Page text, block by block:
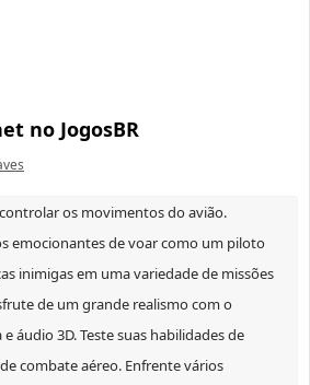
no JogosBR
os movimentos do avião.
emocionantes de voar como um piloto
inimigas em uma variedade de missões
de um grande realismo com o
áudio 3D. Teste suas habilidades de
combate aéreo. Enfrente vários